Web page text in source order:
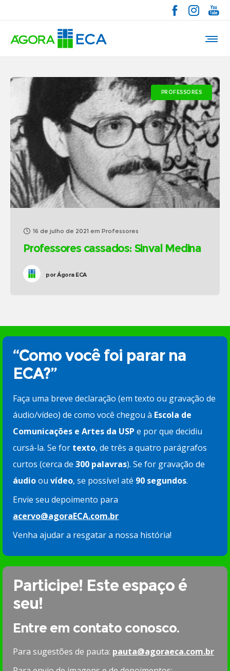
PROFESSORES
16 de julho de 2021 em Professores
Professores cassados: Sinval Medina
porÁgora ECA
“Como você foi parar na
ECA?”
Faça uma breve declaração (em texto ou gravação de
áudio/vídeo) de como você chegou à Escola de
Comunicações e Artes da USP e por que decidiu
cursá-la. Se for texto, de três a quatro parágrafos
curtos (cerca de 300 palavras). Se for gravação de
áudioou vídeo, se possível até 90 segundos.
Envie seu depoimento para
acervo@agoraECA.com.br
Venha ajudar a resgatar a nossa história!
Participe! Este espaço é
seu!
Entre em contato conosco.
Para sugestões de pauta: pauta@agoraeca.com.br